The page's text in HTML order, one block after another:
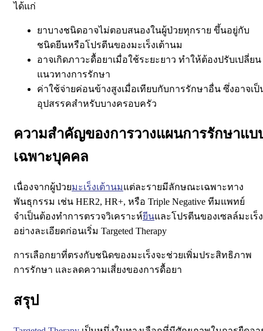
ได้แก่
ยาบางชนิดอาจไม่ตอบสนองในผู้ป่วยทุกราย ขึ้นอยู่กับ
ชนิดยีนหรือโปรตีนของมะเร็งเต้านม
อาจเกิดภาวะดื้อยาเมื่อใช้ระยะยาว ทำให้ต้องปรับเปลี่ยน
แนวทางการรักษา
ค่าใช้จ่ายค่อนข้างสูงเมื่อเทียบกับการรักษาอื่น ซึ่งอาจเป็
อุปสรรคสำหรับบางครอบครัว
ความสำคัญของการวางแผนการรักษาแบ
เฉพาะบุคคล
เนื่องจากผู้ป่วยมะเร็งเต้านมแต่ละรายมีลักษณะเฉพาะทาง
พันธุกรรม เช่น HER2, HR+, หรือ Triple Negative ทีมแพทย์
จำเป็นต้องทำการตรวจวิเคราะห์ยีนและโปรตีนของเซลล์มะเร็ง
อย่างละเอียดก่อนเริ่ม Targeted Therapy
การเลือกยาที่ตรงกับชนิดของมะเร็งจะช่วยเพิ่มประสิทธิภาพ
การรักษา และลดความเสี่ยงของการดื้อยา
สรุป